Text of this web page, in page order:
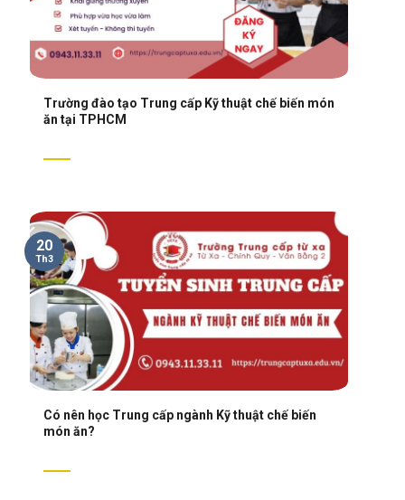
Trường đào tạo Trung cấp Kỹ thuật chế biến món
ăn tại TPHCM
Có nên học Trung cấp ngành Kỹ thuật chế biến
món ăn?
20
Th3